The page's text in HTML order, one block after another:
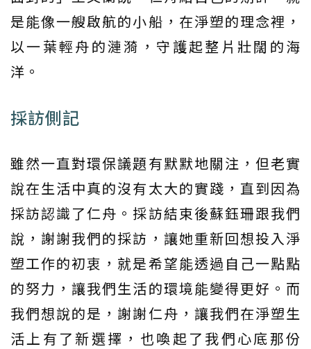
是能像一艘啟航的小船，在淨塑的理念裡，
以一葉輕舟的漣漪，守護起整片壯闊的海
洋。
採訪側記
雖然一直對環保議題有默默地關注，但老實
說在生活中真的沒有太大的實踐，直到因為
採訪認識了仁舟。採訪結束後蘇鈺珊跟我們
說，謝謝我們的採訪，讓她重新回想投入淨
塑工作的初衷，就是希望能透過自己一點點
的努力，讓我們生活的環境能變得更好。而
我們想說的是，謝謝仁舟，讓我們在淨塑生
活上有了新選擇，也喚起了我們心底那份